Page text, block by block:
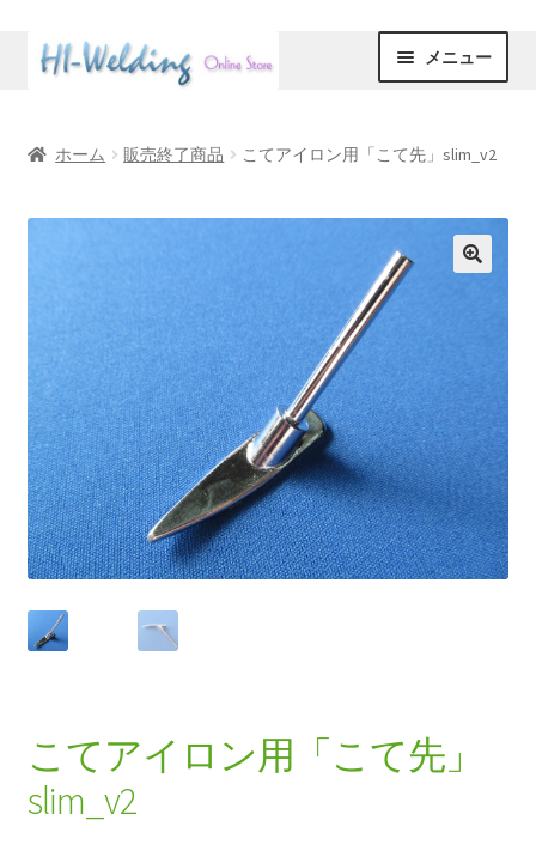
ナ
ビ
シ
ン
ッ
プ
コ
ン
ツ
ス
メニュー
Checkout
CONTACT
STORE
クッキーについて
ご利用案内
プライバシーポリシー
利用規約
商品の返品、保証、修理について
ホーム 販売終了商品 こてアイロン用「こて先」slim_v2
こてアイロン用「こて先」
slim_v2